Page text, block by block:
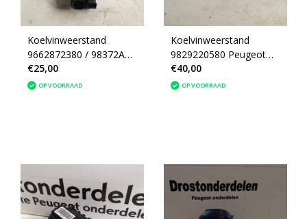
Koelvinweerstand
9662872380 / 98372A01
PEUGEOT 208
€25,00
OP VOORRAAD
Koelvinweerstand
9829220580 Peugeot
208 II P21E
€40,00
OP VOORRAAD